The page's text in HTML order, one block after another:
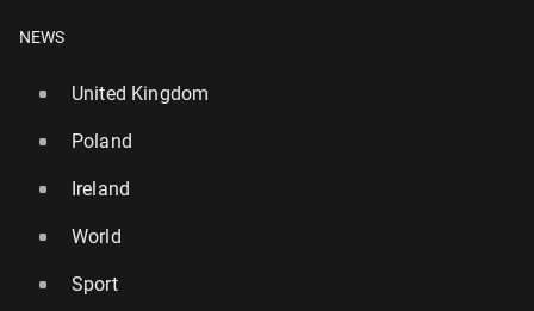
NEWS
United Kingdom
Poland
Ireland
World
Sport